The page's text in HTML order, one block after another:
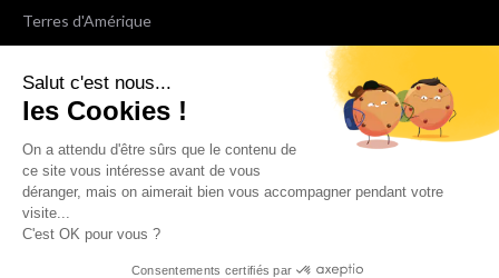
Salut c'est nous...
les Cookies !
On a attendu d'être sûrs que le contenu de
ce site vous intéresse avant de vous
déranger, mais on aimerait bien vous accompagner pendant votre
visite...
C'est OK pour vous ?
Consentements certifiés par
Terres d'Amérique
Espaces Libres Poche
NOX
Wiz
Voir toutes les collections
Nous suivre